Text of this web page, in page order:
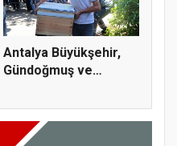
Antalya Büyükşehir,
Gündoğmuş ve